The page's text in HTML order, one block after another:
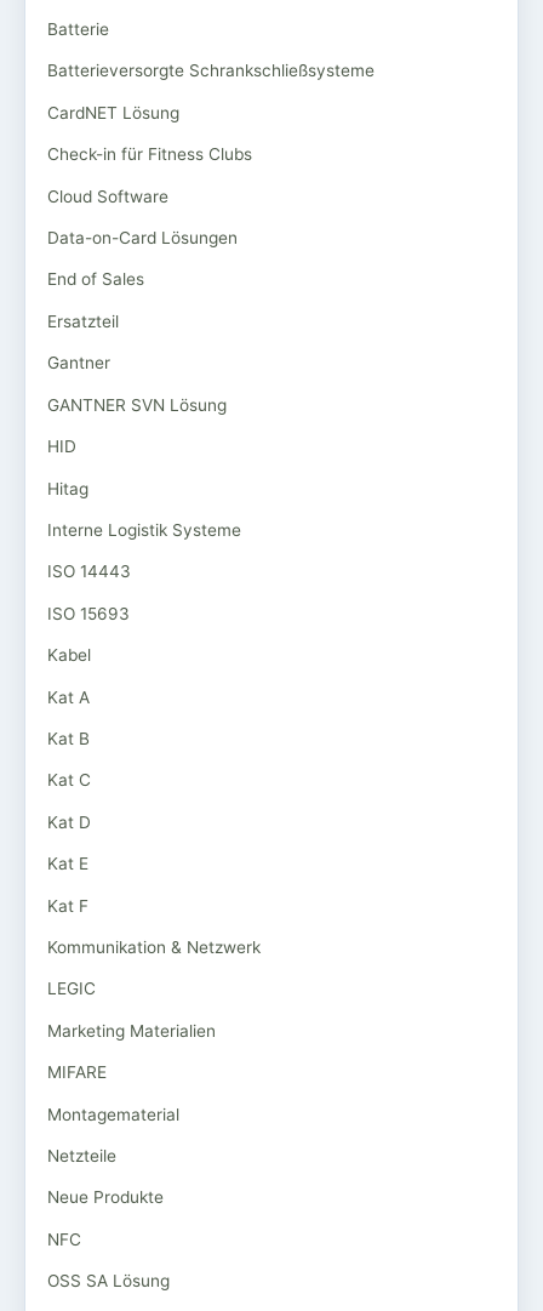
Batterie
Batterieversorgte Schrankschließsysteme
CardNET Lösung
Check-in für Fitness Clubs
Cloud Software
Data-on-Card Lösungen
End of Sales
Ersatzteil
Gantner
GANTNER SVN Lösung
HID
Hitag
Interne Logistik Systeme
ISO 14443
ISO 15693
Kabel
Kat A
Kat B
Kat C
Kat D
Kat E
Kat F
Kommunikation & Netzwerk
LEGIC
Marketing Materialien
MIFARE
Montagematerial
Netzteile
Neue Produkte
NFC
OSS SA Lösung